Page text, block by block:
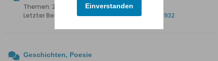
Themen: 255 Beiträge: 1.747
Letzter Beitrag:
Danziger Volksstimme 30.April 1932
Geschichten, Poesie
Einverstanden